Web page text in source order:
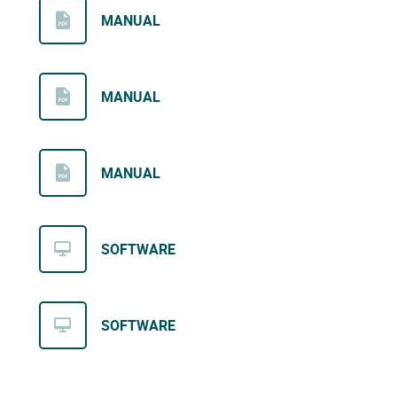
MANUAL
MANUAL
MANUAL
SOFTWARE
SOFTWARE